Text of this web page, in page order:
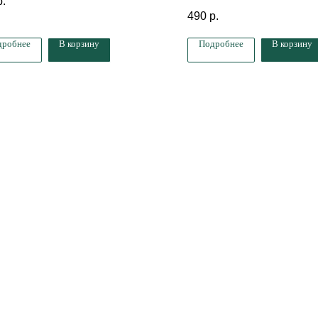
В корзину
490 р.
Подробнее В корзину